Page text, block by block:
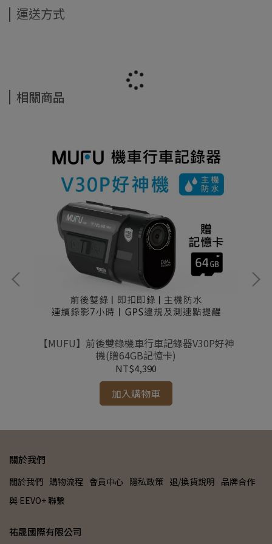
運送方式
相關商品
【MUFU】前後雙錄機車行車記錄器V30P好神
機(贈64GB記憶卡)
NT$4,390
加入購物車
關於我們
關於我們 購物流程 會員中心 隱私政策 退/換貨說明 品牌合作
與 EEVO+ 聯繫
祐晟國際有限公司